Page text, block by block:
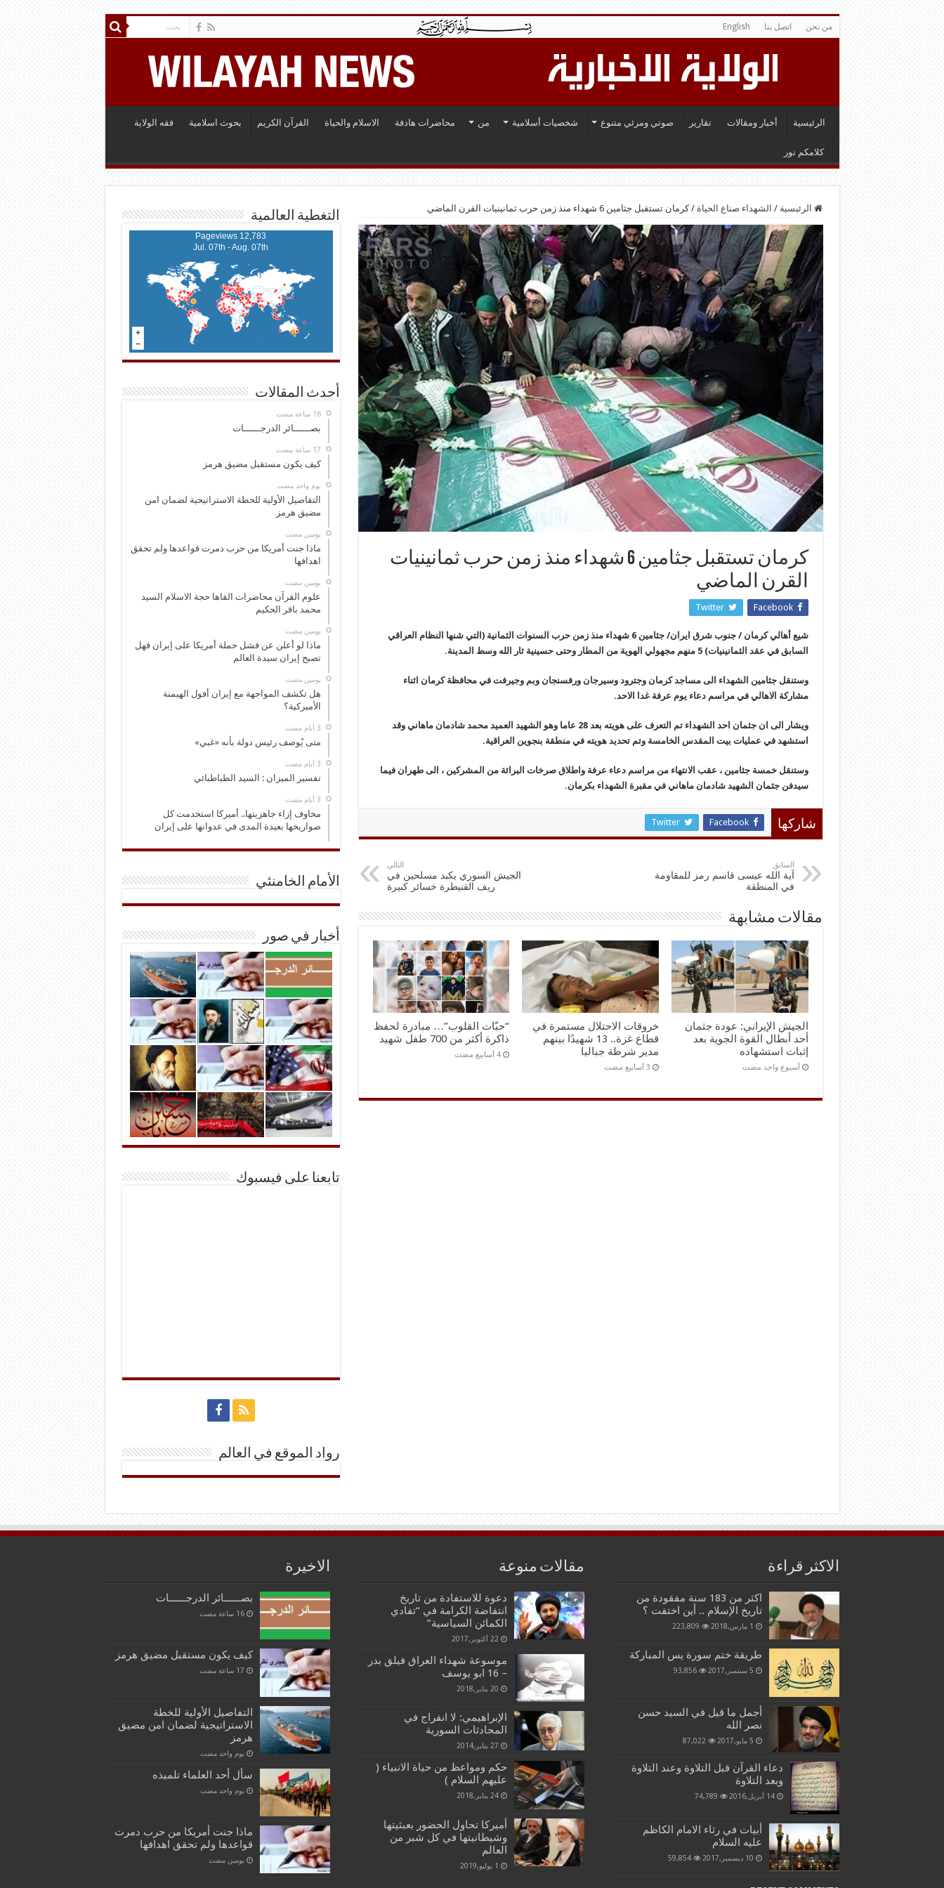
من نحن اتصل بنا English
الرئيسية أخبار ومقالات تقارير صوتي ومرئي متنوع شخصيات أسلامية من محاضرات هادفة الاسلام والحياة القرآن الكريم بحوث اسلامية فقه الولاية
كلامكم نور
الرئيسية / الشهداء صناع الحياة / كرمان تستقبل جثامين 6 شهداء منذ زمن حرب ثمانينيات القرن الماضي
كرمان تستقبل جثامين 6 شهداء منذ زمن حرب ثمانينيات
القرن الماضي
Facebook
Twitter
شيع أهالي كرمان / جنوب شرق ايران/ جثامين 6 شهداء منذ زمن حرب السنوات الثمانية (التي شنها النظام العراقي
السابق في عقد الثمانينيات) 5 منهم مجهولي الهوية من المطار وحتى حسينية ثار الله وسط المدينة.
وستنقل جثامين الشهداء الى مساجد كرمان وجترود وسيرجان ورفسنجان وبم وجيرفت في محافظة كرمان اثناء
مشاركة الاهالي في مراسم دعاء يوم عرفة غدا الاحد.
ويشار الى ان جثمان احد الشهداء تم التعرف على هويته بعد 28 عاما وهو الشهيد العميد محمد شادمان ماهاني وقد
استشهد في عمليات بيت المقدس الخامسة وتم تحديد هويته في منطقة بنجوين العراقية.
وستنقل خمسة جثامين ، عقب الانتهاء من مراسم دعاء عرفة واطلاق صرخات البرائة من المشركين ، الى طهران فيما
سيدفن جثمان الشهيد شادمان ماهاني في مقبرة الشهداء بكرمان.
شاركها Facebook
Twitter
السابق
آية الله عيسى قاسم رمز للمقاومة
في المنطقة
التالي
الجيش السوري يكبد مسلحين في
ريف القنيطرة خسائر كبيرة
مقالات مشابهة
الجيش الإيراني: عودة جثمان
أحد أبطال القوة الجوية بعد
إثبات استشهاده
‏أسبوع واحد مضت
خروقات الاحتلال مستمرة في
قطاع غزة.. 13 شهيدًا بينهم
مدير شرطة جباليا
“حبّات القلوب”… مبادرة لحفظ
ذاكرة أكثر من 700 طفل شهيد
‏4 أسابيع مضت
التغطية العالمية
12,783 Pageviews
Jul. 07th - Aug. 07th
أحدث المقالات
‏16 ساعة مضت
بصــــــائر الدرجــــــات
كيف يكون مستقبل مضيق هرمز
‏يوم واحد مضت
التفاصيل الأولية للخطة الاستراتيجية لضمان امن
مضيق هرمز
‏يومين مضت
ماذا جنت أمريكا من حرب دمرت قواعدها ولم تحقق
اهدافها
‏يومين مضت
علوم القرآن محاضرات القاها حجة الاسلام السيد
محمد باقر الحكيم
‏يومين مضت
ماذا لو أعلن عن فشل حملة أمريكا على إيران فهل
تصبح إيران سيدة العالم
‏يومين مضت
هل تكشف المواجهة مع إيران أفول الهيمنة
الأميركية؟
متى يُوصف رئيس دولة بأنه «غبي»
تفسير الميزان : السيد الطباطبائي
مخاوف إزاء جاهزيتها.. أميركا استخدمت كل
صواريخها بعيدة المدى في عدوانها على إيران
الأمام الخامنئي
أخبار في صور
تابعنا على فيسبوك
رواد الموقع في العالم
الاكثر قراءة
اكثر من 183 سنة مفقودة من
تاريخ الإسلام .. أين اختفت ؟
1 مارس,2018 223,809
طريقة ختم سورة يس المباركة
5 سبتمبر,2017 93,856
أجمل ما قيل في السيد حسن
نصر الله
5 مايو,2017 87,022
دعاء القرآن قبل التلاوة وعند التلاوة
وبعد التلاوة
14 أبريل,2016 74,789
أبيات في رثاء الامام الكاظم
عليه السلام
10 ديسمبر,2017 59,854
مقالات منوعة
دعوة للاستفادة من تاريخ
انتفاضة الكرامة في “تفادي
الكمائن السياسية”
22 أكتوبر,2017
موسوعة شهداء العراق فيلق بدر
– 16 ابو يوسف
20 يناير,2018
الإبراهيمي: لا انفراج في
المحادثات السورية
27 يناير,2014
حكم ومواعظ من حياة الانبياء (
عليهم السلام )
24 يناير,2018
أمیركا تحاول الحضور بعبثيتها
وشيطانيتها في كل شبر من
العالم
1 يوليو,2019
الاخيرة
بصــــــائر الدرجــــــات
كيف يكون مستقبل مضيق هرمز
التفاصيل الأولية للخطة
الاستراتيجية لضمان امن مضيق
هرمز
‏يوم واحد مضت
سأل أحد العلماء تلميذه
‏يوم واحد مضت
ماذا جنت أمريكا من حرب دمرت
قواعدها ولم تحقق اهدافها
‏يومين مضت